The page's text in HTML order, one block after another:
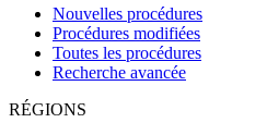
Nouvelles procédures
Procédures modifiées
Toutes les procédures
Recherche avancée
RÉGIONS